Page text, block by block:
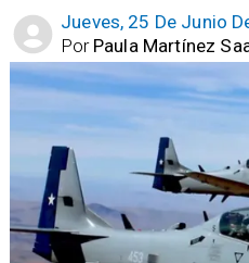
Jueves, 25 De Junio
Paula Martínez
Por